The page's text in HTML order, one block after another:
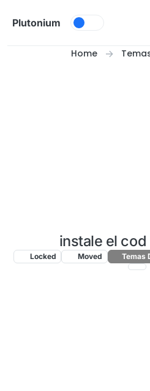
Plutonium
Home
instale el
Locked Moved Temas